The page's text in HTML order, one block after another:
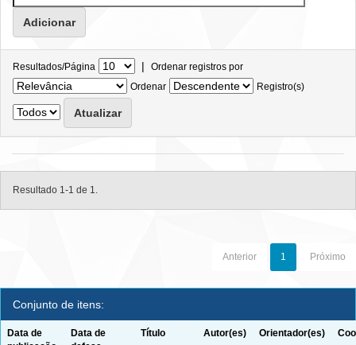
Resultados/Página | Ordenar registros por
Ordenar
Registro(s)
Resultado 1-1 de 1.
Anterior 1 Próximo
Conjunto de itens:
Data de
Data de
Título Autor(es) Orientador(es)